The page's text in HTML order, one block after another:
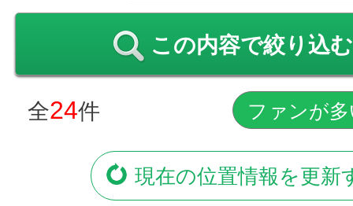
この内容で絞り込む
全24件
現在の位置情報を更新